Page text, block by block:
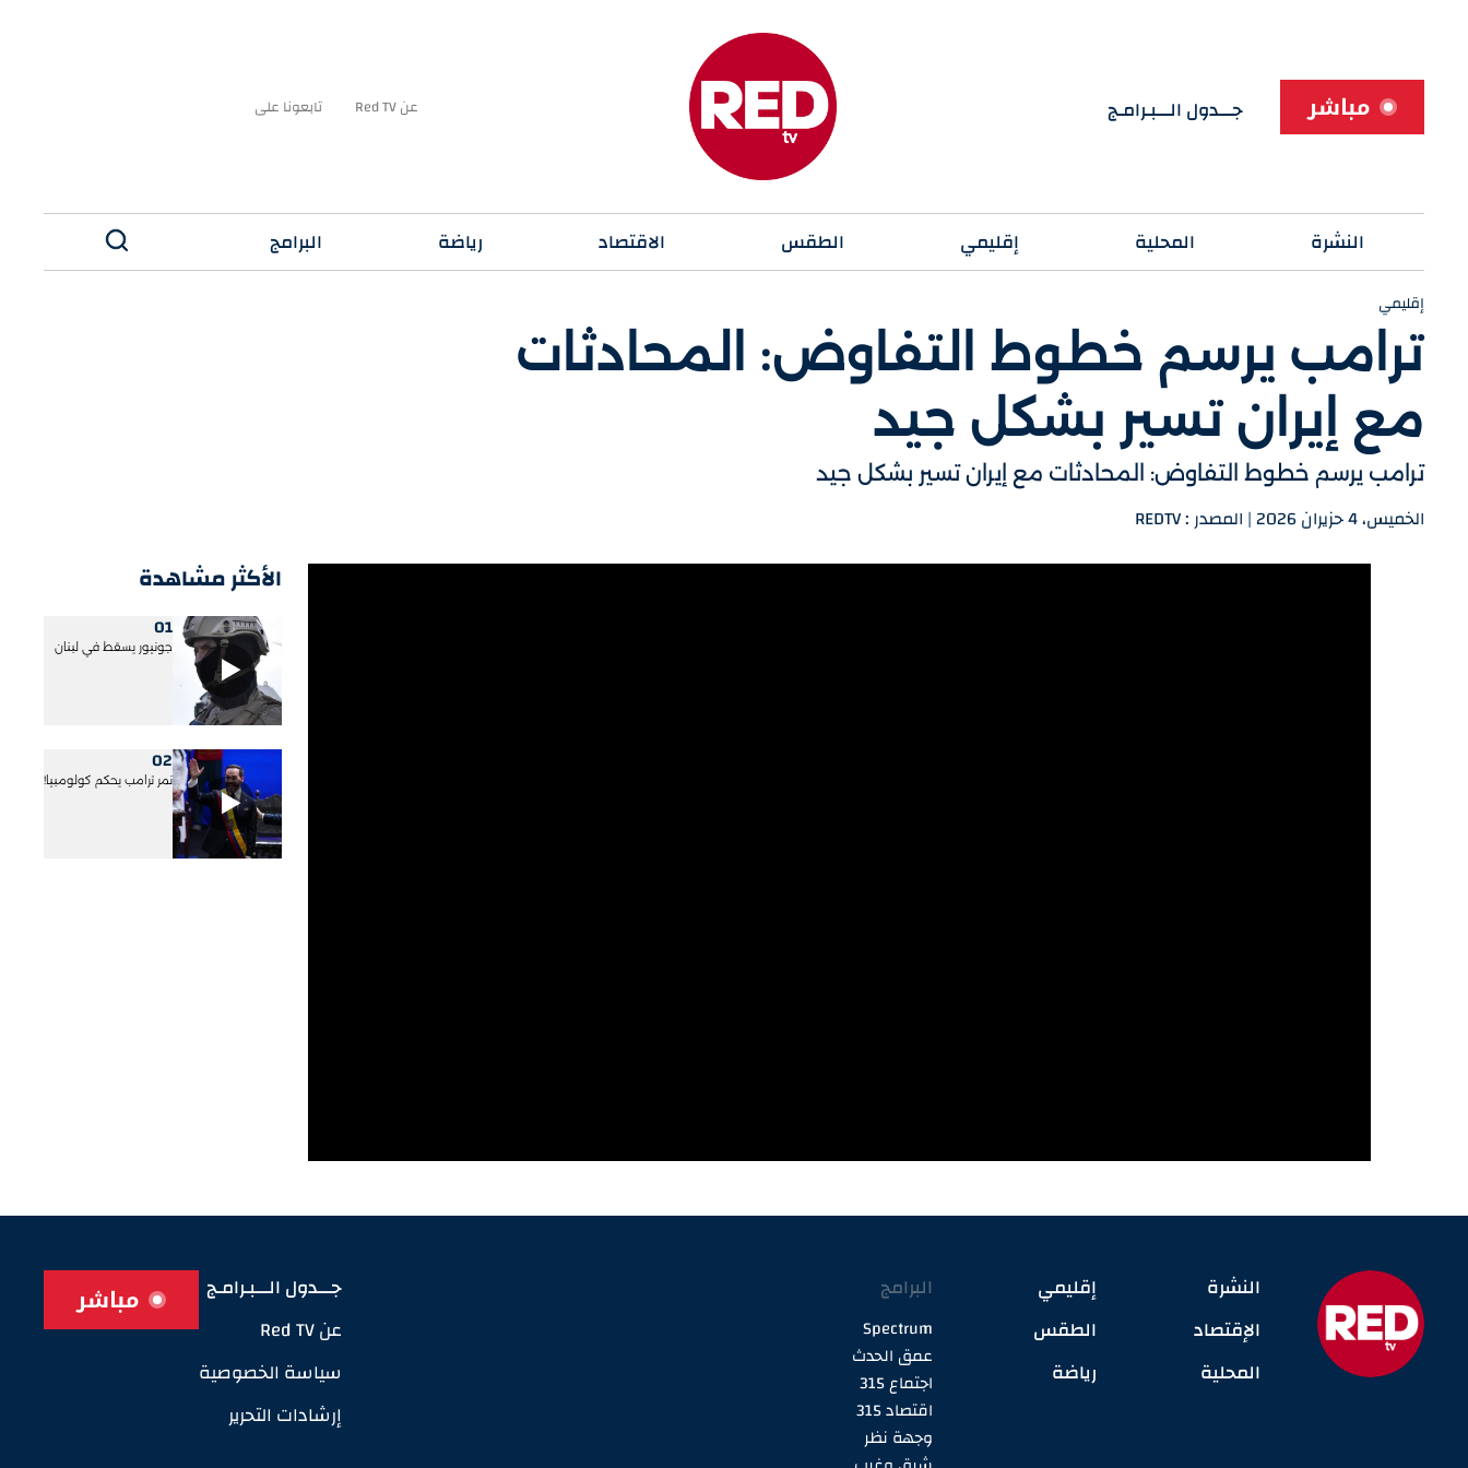
مباشر جـــدول الـــبـرامـج عن Red TV تابعونا على
النشرة المحلية إقليمي الطقس الاقتصاد رياضة البرامج
إقليمي
ترامب يرسم خطوط التفاوض: المحادثات
مع إيران تسير بشكل جيد
ترامب يرسم خطوط التفاوض: المحادثات مع إيران تسير بشكل جيد
الخميس، 4 حزيران 2026 | المصدر : REDTV
الأكثر مشاهدة
01
جونيور يسقط في لبنان
02
نمر ترامب يحكم كولومبيا!
النشرة
الإقتصاد
المحلية
إقليمي
الطقس
رياضة
البرامج
Spectrum
عمق الحدث
اجتماع 315
اقتصاد 315
وجهة نظر
جـــدول الـــبـرامـج
عن Red TV
سياسة الخصوصية
إرشادات التحرير
مباشر